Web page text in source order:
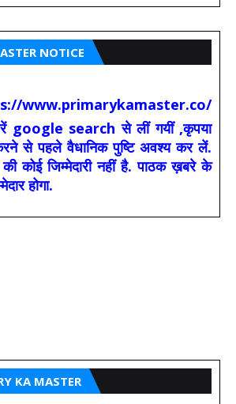
NOTICE
www.primarykamaster.co/
google search से लीं गयीं ,कृपया
से पहले वैधानिक पुष्टि अवश्य कर लें.
कोई जिम्मेदारी नहीं है. पाठक ख़बरे के
होगा.
KA MASTER